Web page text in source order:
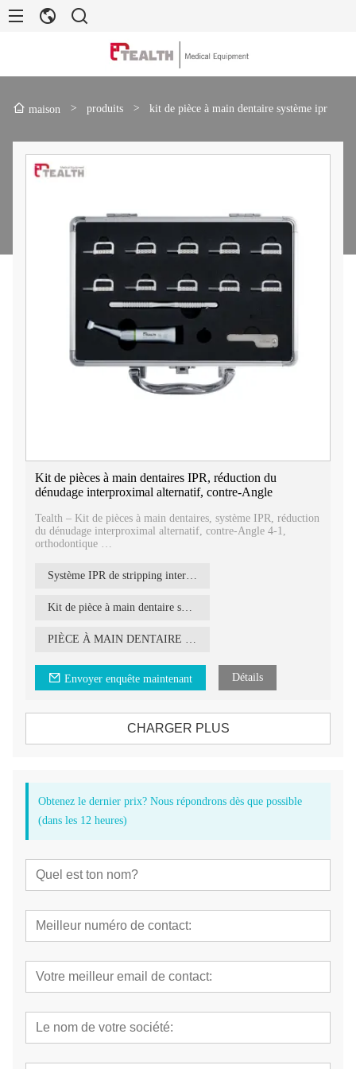
maison > produits > kit de pièce à main dentaire système ipr
Kit de pièces à main dentaires IPR, réduction du
dénudage interproximal alternatif, contre-Angle
Tealth – Kit de pièces à main dentaires, système IPR, réduction
du dénudage interproximal alternatif, contre-Angle 4-1,
orthodontique
solution complète pour les procédures orthodontiques
impliquant un décapage et une réduction interproximales.
Système IPR de stripping interproximal alternatif
Kit de pièce à main dentaire système IPR
PIÈCE À MAIN DENTAIRE IPR
Envoyer enquête maintenant Détails
CHARGER PLUS
Obtenez le dernier prix? Nous répondrons dès que possible
(dans les 12 heures)